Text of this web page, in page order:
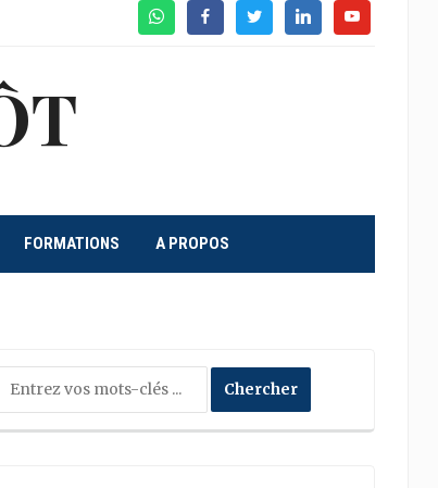
WhatsAppFacebookTwitterLinkedinYoutube
FORMATIONS A PROPOS